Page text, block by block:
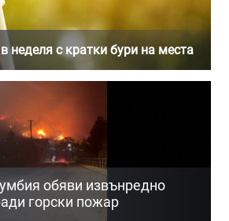
Христо Широков в ареста по
обяви извънредно
горски пожар